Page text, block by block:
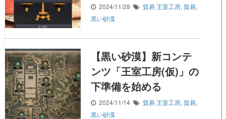
2024/11/28 貿易 王室工房, 貿易,
黒い砂漠
【黒い砂漠】新コンテ
ンツ「王室工房(仮)」の
下準備を始める
2024/11/14 貿易 王室工房, 貿易,
黒い砂漠